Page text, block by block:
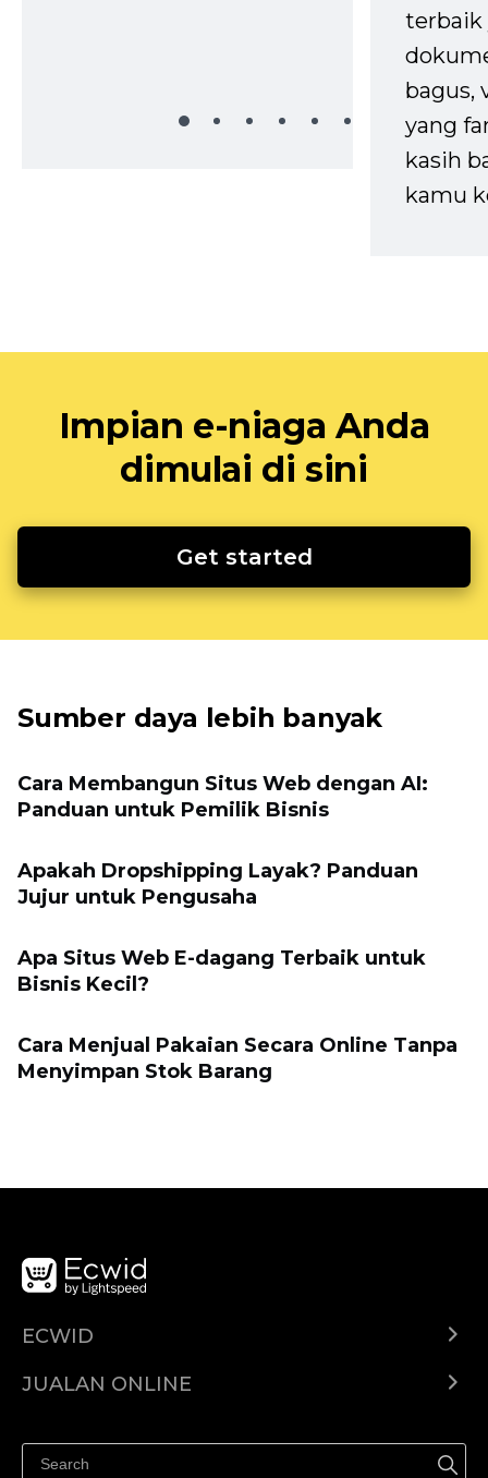
terbaik
bagus,
yang
kasih
kamu
Impian e-niaga Anda
dimulai di sini
Get started
Sumber daya lebih banyak
Cara Membangun Situs Web dengan AI:
Panduan untuk Pemilik Bisnis
Apakah Dropshipping Layak? Panduan
Jujur untuk Pengusaha
Apa Situs Web E-dagang Terbaik untuk
Bisnis Kecil?
Cara Menjual Pakaian Secara Online Tanpa
Menyimpan Stok Barang
ECWID
Pusat Bantuan
JUALAN ONLINE
Jualan di Facebook